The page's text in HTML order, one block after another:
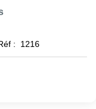
: 1216